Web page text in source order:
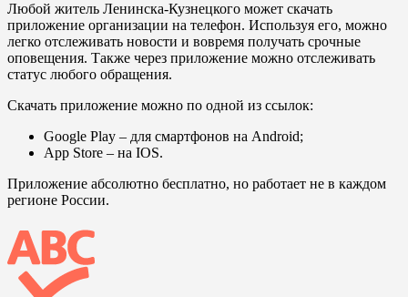
Любой житель Ленинска-Кузнецкого может скачать
приложение организации на телефон. Используя его, можно
легко отслеживать новости и вовремя получать срочные
оповещения. Также через приложение можно отслеживать
статус любого обращения.
Скачать приложение можно по одной из ссылок:
Google Play – для смартфонов на Android;
App Store – на IOS.
Приложение абсолютно бесплатно, но работает не в каждом
регионе России.